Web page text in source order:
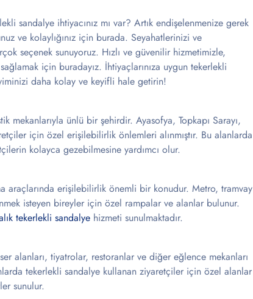
sandalye ihtiyacınız mı var? Artık endişelenmenize gerek
ve kolaylığınız için burada. Seyahatlerinizi ve
seçenek sunuyoruz. Hızlı ve güvenilir hizmetimizle,
sağlamak için buradayız. İhtiyaçlarınıza uygun tekerlekli
daha kolay ve keyifli hale getirin!
mekanlarıyla ünlü bir şehirdir. Ayasofya, Topkapı Sarayı,
için özel erişilebilirlik önlemleri alınmıştır. Bu alanlarda
kolayca gezebilmesine yardımcı olur.
araçlarında erişilebilirlik önemli bir konudur. Metro, tramvay
isteyen bireyler için özel rampalar ve alanlar bulunur.
tekerlekli sandalye hizmeti sunulmaktadır.
alanları, tiyatrolar, restoranlar ve diğer eğlence mekanları
tekerlekli sandalye kullanan ziyaretçiler için özel alanlar
sunulur.